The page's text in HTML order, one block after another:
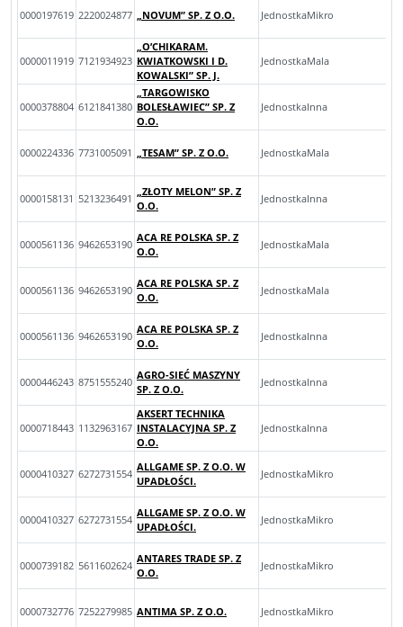
0000197619 2220024877 „NOVUM” SP. Z O.O. JednostkaMikro
0000011919 7121934923
„O’CHIKARAM.
KWIATKOWSKI I D.
KOWALSKI” SP. J.
JednostkaMala
0000378804 6121841380
„TARGOWISKO
BOLESŁAWIEC” SP. Z
O.O.
JednostkaInna
0000224336 7731005091 „TESAM” SP. Z O.O. JednostkaMala
0000158131 5213236491
„ZŁOTY MELON” SP. Z
O.O.
JednostkaInna
0000561136 9462653190
ACA RE POLSKA SP. Z
O.O.
JednostkaMala
0000561136 9462653190
ACA RE POLSKA SP. Z
O.O.
JednostkaMala
0000561136 9462653190
ACA RE POLSKA SP. Z
O.O.
JednostkaInna
0000446243 8751555240
AGRO-SIEĆ MASZYNY
SP. Z O.O.
JednostkaInna
0000718443 1132963167
AKSERT TECHNIKA
INSTALACYJNA SP. Z
O.O.
JednostkaInna
0000410327 6272731554
ALLGAME SP. Z O.O. W
UPADŁOŚCI.
JednostkaMikro
0000410327 6272731554
ALLGAME SP. Z O.O. W
UPADŁOŚCI.
JednostkaMikro
0000739182 5611602624
ANTARES TRADE SP. Z
O.O.
JednostkaMikro
0000732776 7252279985 ANTIMA SP. Z O.O. JednostkaMikro